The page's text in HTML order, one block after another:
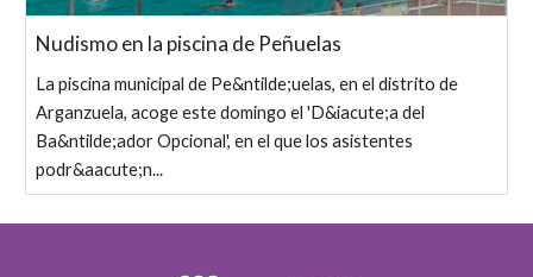
Nudismo en la piscina de Peñuelas
La piscina municipal de Pe&ntilde;uelas, en el distrito de
Arganzuela, acoge este domingo el 'D&iacute;a del
Ba&ntilde;ador Opcional', en el que los asistentes
podr&aacute;n...